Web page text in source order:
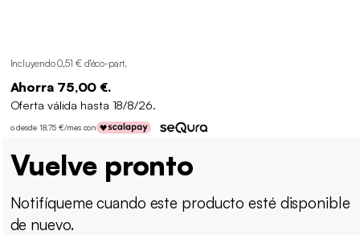
Incluyendo 0,51 € d'éco-part.
Ahorra 75,00 €.
Oferta válida hasta 18/8/26.
o desde 18,75 €/mes con
Vuelve pronto
Notifíqueme cuando este producto esté disponible
de nuevo.